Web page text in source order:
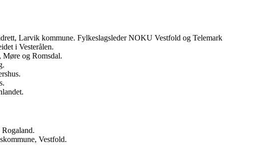
Larvik kommune. Fylkeslagsleder NOKU Vestfold og Telemark
i Vesterålen.
Møre og Romsdal.
Vestfold.